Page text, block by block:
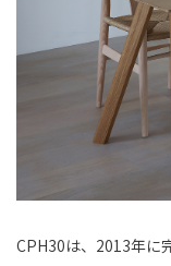
CPH30は、2013年に